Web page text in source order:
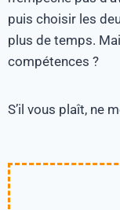
puis choisir les
plus de temps.
compétences ?
S’il vous plaît, ne